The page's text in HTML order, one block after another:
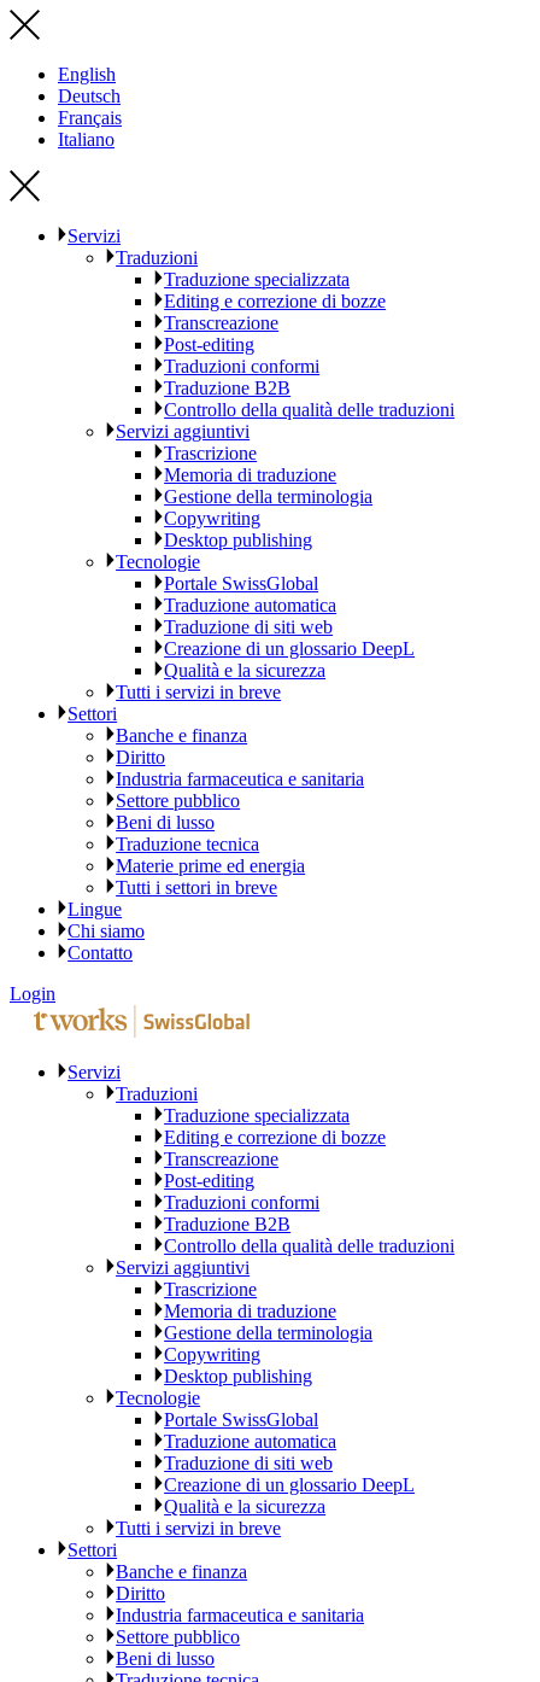
English
Deutsch
Français
Italiano
Servizi
Traduzioni
Traduzione specializzata
Editing e correzione di bozze
Transcreazione
Post-editing
Traduzioni conformi
Traduzione B2B
Controllo della qualità delle traduzioni
Servizi aggiuntivi
Trascrizione
Memoria di traduzione
Gestione della terminologia
Copywriting
Desktop publishing
Tecnologie
Portale SwissGlobal
Traduzione automatica
Traduzione di siti web
Creazione di un glossario DeepL
Qualità e la sicurezza
Tutti i servizi in breve
Settori
Banche e finanza
Diritto
Industria farmaceutica e sanitaria
Settore pubblico
Beni di lusso
Traduzione tecnica
Materie prime ed energia
Tutti i settori in breve
Lingue
Chi siamo
Contatto
Login
Servizi
Traduzioni
Traduzione specializzata
Editing e correzione di bozze
Transcreazione
Post-editing
Traduzioni conformi
Traduzione B2B
Controllo della qualità delle traduzioni
Servizi aggiuntivi
Trascrizione
Memoria di traduzione
Gestione della terminologia
Copywriting
Desktop publishing
Tecnologie
Portale SwissGlobal
Traduzione automatica
Traduzione di siti web
Creazione di un glossario DeepL
Qualità e la sicurezza
Tutti i servizi in breve
Settori
Banche e finanza
Diritto
Industria farmaceutica e sanitaria
Settore pubblico
Beni di lusso